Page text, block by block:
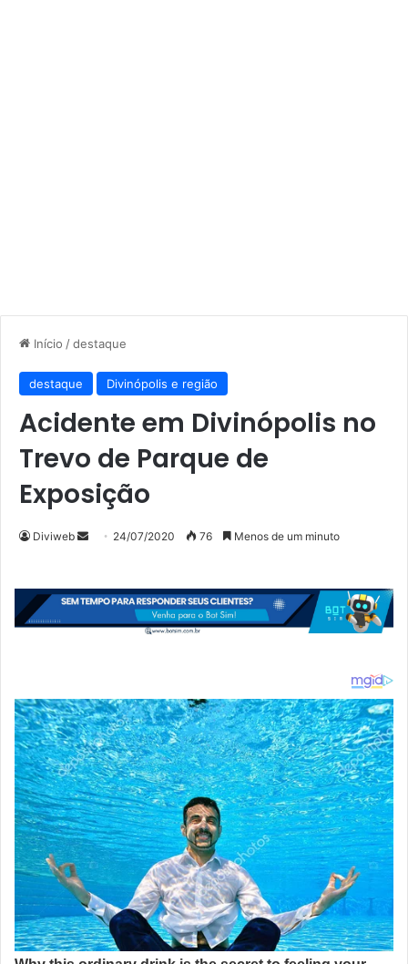
Início /destaque
destaque Divinópolis e região
Acidente em Divinópolis no
Trevo de Parque de
Exposição
Diviweb
Mande
mail
24/07/2020 76 Menos de um minuto